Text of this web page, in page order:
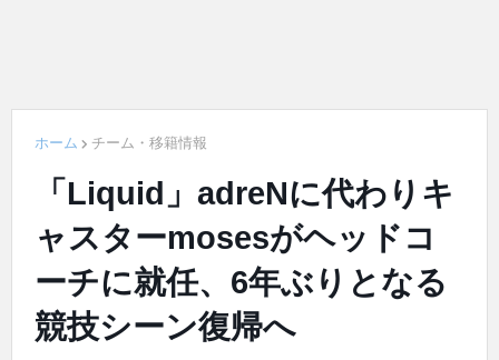
ホーム チーム・移籍情報
「Liquid」adreNに代わりキ
ャスターmosesがヘッドコ
ーチに就任、6年ぶりとなる
競技シーン復帰へ